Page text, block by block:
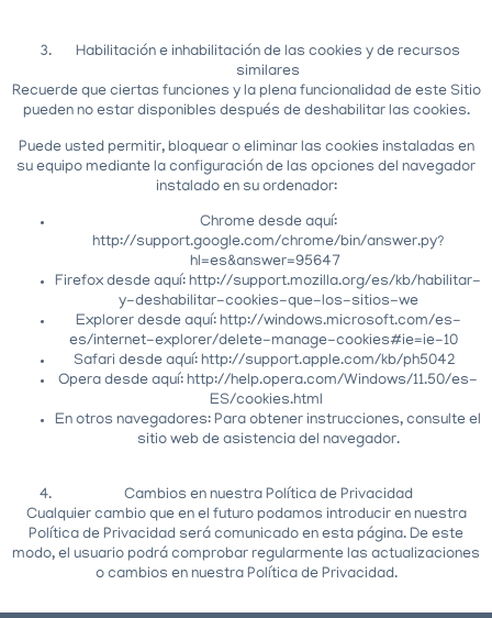
Habilitación e inhabilitación de las cookies y de recursos
similares
Recuerde que ciertas funciones y la plena funcionalidad de este Sitio
pueden no estar disponibles después de deshabilitar las cookies.
Puede usted permitir, bloquear o eliminar las cookies instaladas en
su equipo mediante la configuración de las opciones del navegador
instalado en su ordenador:
Chrome desde aquí:
http://support.google.com/chrome/bin/answer.py?
hl=es&answer=95647
Firefox desde aquí: http://support.mozilla.org/es/kb/habilitar-
y-deshabilitar-cookies-que-los-sitios-we
Explorer desde aquí: http://windows.microsoft.com/es-
es/internet-explorer/delete-manage-cookies#ie=ie-10
Safari desde aquí: http://support.apple.com/kb/ph5042
Opera desde aquí: http://help.opera.com/Windows/11.50/es-
ES/cookies.html
En otros navegadores: Para obtener instrucciones, consulte el
sitio web de asistencia del navegador.
Cambios en nuestra Política de Privacidad
Cualquier cambio que en el futuro podamos introducir en nuestra
Política de Privacidad será comunicado en esta página. De este
modo, el usuario podrá comprobar regularmente las actualizaciones
o cambios en nuestra Política de Privacidad.